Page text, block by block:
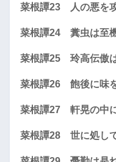
菜根譚23 人の悪を
菜根譚24 糞虫は至
菜根譚25 玲高伝傲
菜根譚26 飽後に味
菜根譚27 軒晃の中
菜根譚28 世に処し